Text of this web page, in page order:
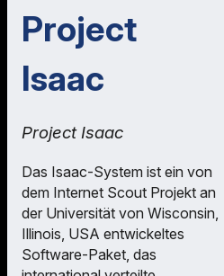
Project
Isaac
Project Isaac
Das Isaac-System ist ein von
dem Internet Scout Projekt an
der Universität von Wisconsin,
Illinois, USA entwickeltes
Software-Paket, das